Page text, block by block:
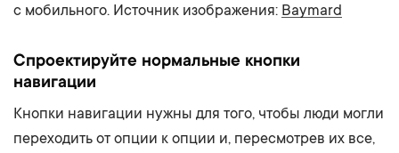
с мобильного. Источник изображения: Baymard
Спроектируйте нормальные кнопки
навигации
Кнопки навигации нужны для того, чтобы люди могли
переходить от опции к опции и, пересмотрев их все,